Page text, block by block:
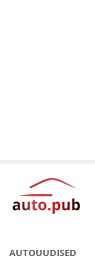
AUTOUUDISED